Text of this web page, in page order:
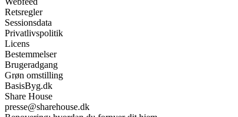
Retsregler
Sessionsdata
Privatlivspolitik
Licens
Bestemmelser
Brugeradgang
Grøn omstilling
BasisByg.dk
Share House
presse@sharehouse.dk